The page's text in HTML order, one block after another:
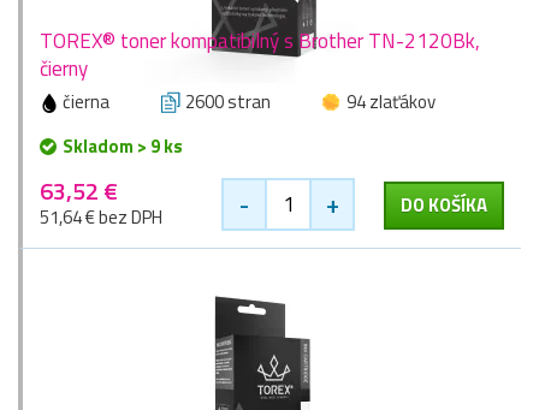
TOREX® toner kompatibilný s Brother TN-2120Bk,
čierny
čierna 2600 stran
94 zlaťákov
Skladom > 9 ks
63,52 €
51,64 € bez DPH - + DO KOŠÍKA